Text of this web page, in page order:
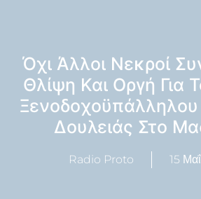
Όχι Άλλοι Νεκροί
Θλίψη Και Οργή Για
Δουλειάς Στο
Radio Proto 15